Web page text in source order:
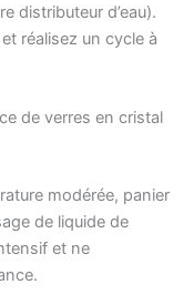
distributeur d’eau).
réalisez un cycle à
de verres en cristal
modérée, panier
de liquide de
et ne